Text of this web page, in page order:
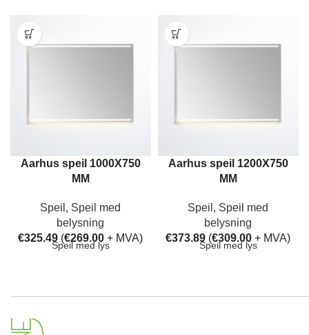
Aarhus speil 1000X750
MM
Speil , Speil med
belysning
€325.49 (€269.00 + MVA)
Speil med lys
Aarhus speil 1200X750
MM
Speil , Speil med
belysning
€373.89 (€309.00 + MVA)
Speil med lys